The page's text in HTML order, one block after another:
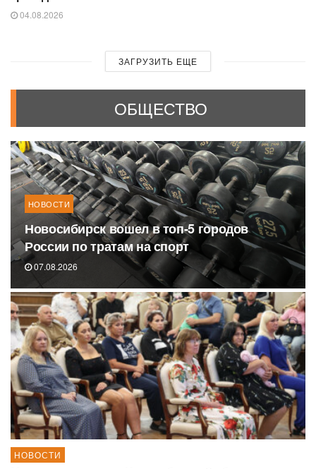
04.08.2026
ЗАГРУЗИТЬ ЕЩЕ
ОБЩЕСТВО
НОВОСТИ
Новосибирск вошел в топ-5 городов
России по тратам на спорт
07.08.2026
НОВОСТИ